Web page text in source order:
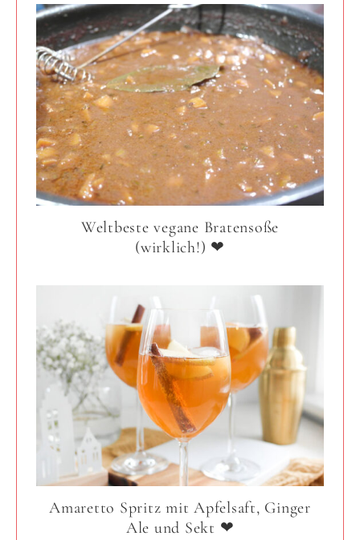
Weltbeste vegane Bratensoße
(wirklich!) ❤
Amaretto Spritz mit Apfelsaft, Ginger
Ale und Sekt ❤